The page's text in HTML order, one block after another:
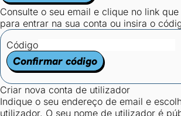
Consulte o seu email e clique no link
para entrar na sua conta ou insira o
Código
Confirmar código
Criar nova conta de utilizador
Indique o seu endereço de email e
utilizador. O seu nome de utilizador é